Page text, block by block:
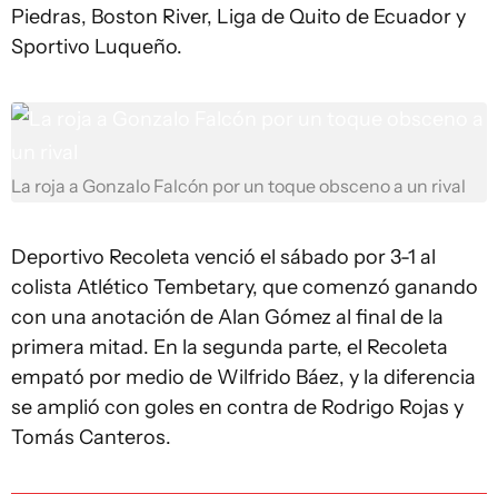
Piedras, Boston River, Liga de Quito de Ecuador y
Sportivo Luqueño.
La roja a Gonzalo Falcón por un toque obsceno a un rival
Deportivo Recoleta venció el sábado por 3-1 al
colista Atlético Tembetary, que comenzó ganando
con una anotación de Alan Gómez al final de la
primera mitad. En la segunda parte, el Recoleta
empató por medio de Wilfrido Báez, y la diferencia
se amplió con goles en contra de Rodrigo Rojas y
Tomás Canteros.